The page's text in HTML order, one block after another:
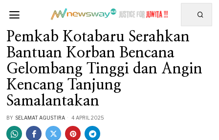
Pemkab Kotabaru Serahkan
Bantuan Korban Bencana
Gelombang Tinggi dan Angin
Kencang Tanjung
Samalantakan
BY SELAMAT AGUSTIRA 4 APRIL 2025